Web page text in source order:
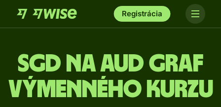
Registrácia
SGD na AUD Graf
výmenného kurzu